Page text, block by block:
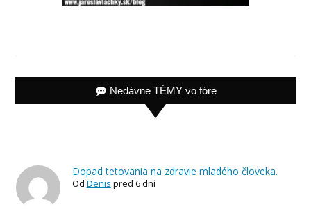
Nedávne TÉMY vo fóre
Dopad tetovania na zdravie mladého človeka.
Od Denis pred 6 dní